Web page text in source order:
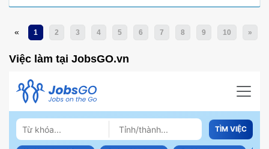
« 1 2 3 4 5 6 7 8 9 10 »
Việc làm tại JobsGO.vn